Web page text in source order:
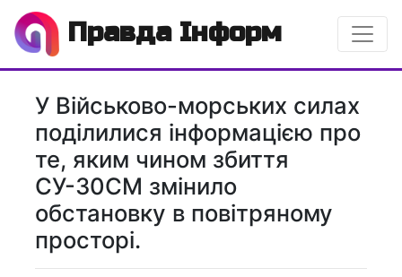
Правда Інформ
У Військово-морських силах
поділилися інформацією про
те, яким чином збиття
СУ-30СМ змінило
обстановку в повітряному
просторі.